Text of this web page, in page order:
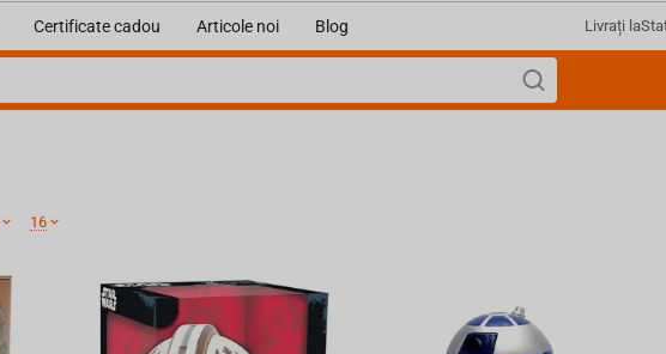
Certificate cadou Articole noi Blog Livrați la
16